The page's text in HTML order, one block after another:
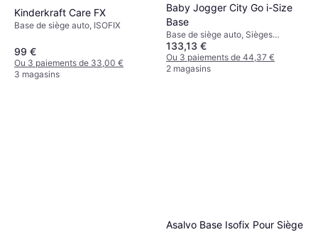
Kinderkraft Care FX
Base de siège auto, ISOFIX
99 €
Ou 3 paiements de 33,00 €
3 magasins
Baby Jogger City Go i-Size
Base
Base de siège auto, Sièges
orientés vers l'arrière, ISOFIX
133,13 €
Ou 3 paiements de 44,37 €
2 magasins
Asalvo Base Isofix Pour Siège